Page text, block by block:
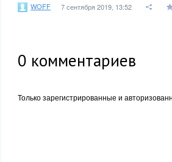
WOFF 7 сентября 2019, 13:52
0 комментариев
Только зарегистрированные и